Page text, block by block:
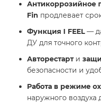
Антикоррозийное
Fin продлевает
Функция I FEEL—
ДУ для точного
Авторестарти
безопасности и
Работа в режиме
наружного воздуха